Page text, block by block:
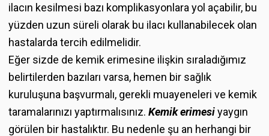
ilacın kesilmesi bazı komplikasyonlara yol açabilir, bu
yüzden uzun süreli olarak bu ilacı kullanabilecek olan
hastalarda tercih edilmelidir.
Eğer sizde de kemik erimesine ilişkin sıraladığımız
belirtilerden bazıları varsa, hemen bir sağlık
kuruluşuna başvurmalı, gerekli muayeneleri ve kemik
taramalarınızı yaptırmalısınız. Kemik erimesiyaygın
görülen bir hastalıktır. Bu nedenle şu an herhangi bir